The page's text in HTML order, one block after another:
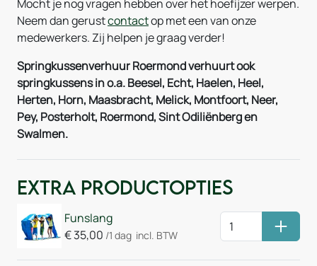
Mocht je nog vragen hebben over het hoefijzer werpen.
Neem dan gerustcontactop met een van onze
medewerkers. Zij helpen je graag verder!
Springkussenverhuur Roermond verhuurt ook
springkussens in o.a. Beesel, Echt, Haelen, Heel,
Herten, Horn, Maasbracht, Melick, Montfoort, Neer,
Pey, Posterholt, Roermond, Sint Odiliënberg en
Swalmen.
Extra Productopties
Funslang
€35,00 /1 dag incl. BTW